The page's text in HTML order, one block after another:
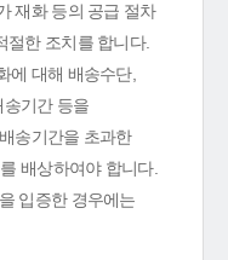
재화 등의 공급 절차
절한 조치를 합니다.
에 대해 배송수단,
기간 등을
송기간을 초과한
배상하여야 합니다.
입증한 경우에는